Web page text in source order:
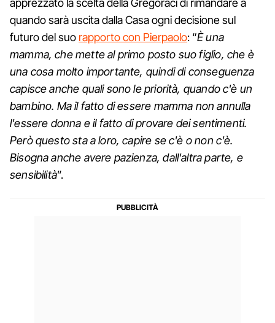
apprezzato la scelta della Gregoraci di rimandare a
quando sarà uscita dalla Casa ogni decisione sul
futuro del suo rapporto con Pierpaolo: “È una
mamma, che mette al primo posto suo figlio, che è
una cosa molto importante, quindi di conseguenza
capisce anche quali sono le priorità, quando c'è un
bambino. Ma il fatto di essere mamma non annulla
l'essere donna e il fatto di provare dei sentimenti.
Però questo sta a loro, capire se c'è o non c'è.
Bisogna anche avere pazienza, dall'altra parte, e
sensibilità”.